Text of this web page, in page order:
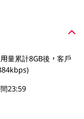
量累計8GB後，客戶
23:59